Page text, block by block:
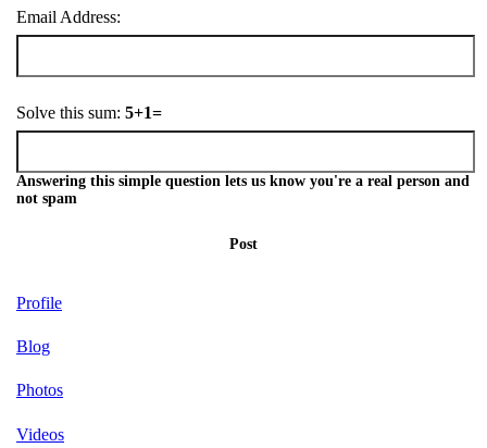
Email Address:
Solve this sum: 5+1=
Answering this simple question lets us know you're a real person and
not spam
Post
Profile
Blog
Photos
Videos